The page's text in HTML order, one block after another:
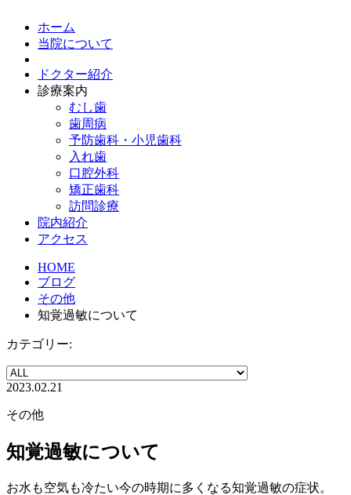
ホーム
当院について
ドクター紹介
診療案内
むし歯
歯周病
予防歯科・小児歯科
入れ歯
口腔外科
矯正歯科
訪問診療
院内紹介
アクセス
HOME
ブログ
その他
知覚過敏について
カテゴリー:
2023.02.21
その他
知覚過敏について
お水も空気も冷たい今の時期に多くなる知覚過敏の症状。